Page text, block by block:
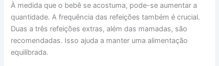
À medida que o bebê se acostuma, pode-se aumentar a
quantidade. A frequência das refeições também é crucial.
Duas a três refeições extras, além das mamadas, são
recomendadas. Isso ajuda a manter uma alimentação
equilibrada.